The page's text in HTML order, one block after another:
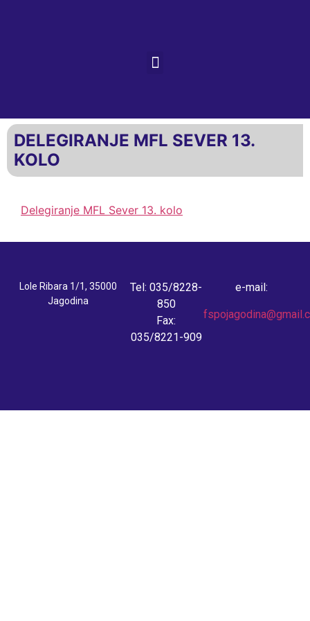
DELEGIRANJE MFL SEVER 13.
KOLO
Delegiranje MFL Sever 13. kolo
Lole Ribara 1/1, 35000
Jagodina
Tel: 035/8228-
850
Fax:
035/8221-909
e-mail: